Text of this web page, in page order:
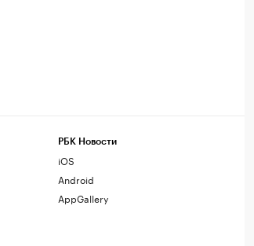
РБК Новости
iOS
Android
AppGallery